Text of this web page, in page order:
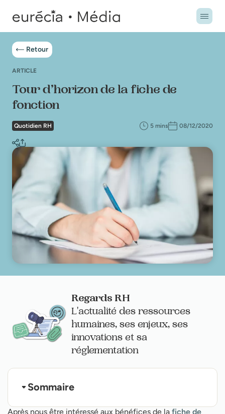
Retour
ARTICLE
Tour d’horizon de la fiche de
fonction
Quotidien RH 5 mins 08/12/2020
Après nous être intéressé aux bénéfices de la fiche de
Regards RH
L'actualité des ressources
humaines, ses enjeux, ses
innovations et sa
réglementation
Sommaire
Qu'est-ce qu'une fiche de fonction ?